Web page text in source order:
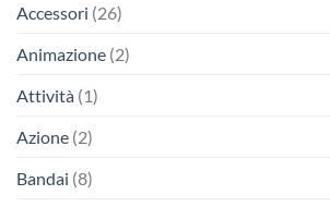
Accessori (26)
Animazione (2)
Attività (1)
Azione (2)
Bandai (8)